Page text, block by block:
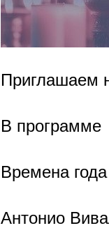
Приглашаем
В программе
Времена года
Антонио